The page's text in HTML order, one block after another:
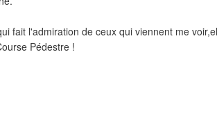
fait l'admiration de ceux qui viennent me
Pédestre !